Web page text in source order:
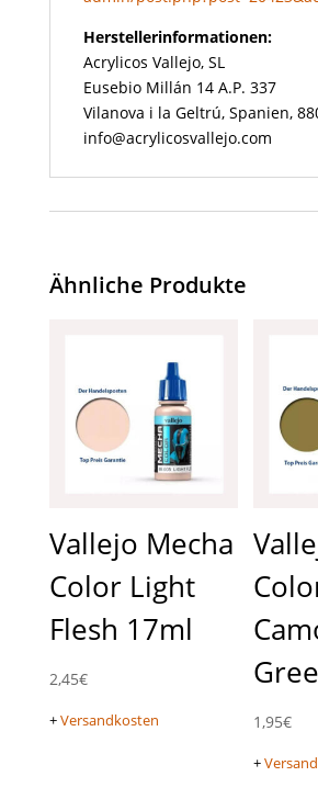
Herstellerinformationen:
Acrylicos Vallejo, SL
Eusebio Millán 14 A.P. 337
Vilanova i la Geltrú, Spanien,
info@acrylicosvallejo.com
Ähnliche Produkte
Vallejo Mecha
Color Light
Flesh 17ml
2,45€
+Versandkosten 1,95€
+